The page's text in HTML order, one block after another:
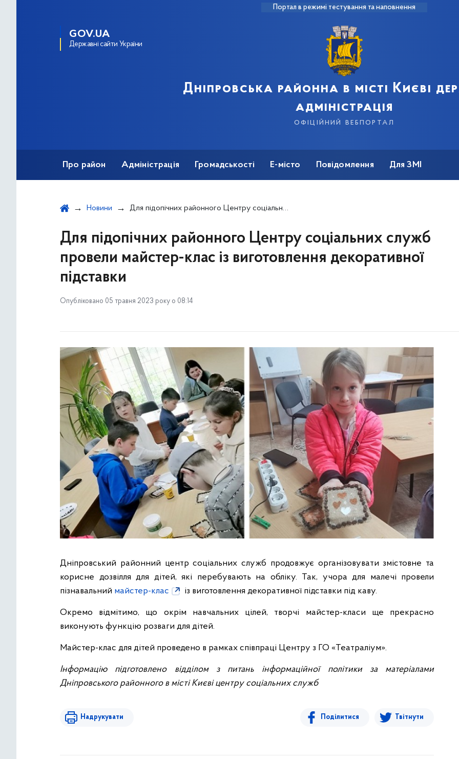
Портал в режимі тестування та наповнення
GOV.UA
Державні сайти України
Дніпровська районна в місті Києві
адміністрація
офіційний вебпортал
Про район Адміністрація Громадськості Е-місто Повідомлення Для ЗМІ
Новини Для підопічних районного Центру соціальних служб провели майстер-клас із виготовлення декоративної підставки
Для підопічних районного Центру соціальних служб
провели майстер-клас із виготовлення декоративної
підставки
Опубліковано 05 травня 2023 року о 08:14
Дніпровський районний центр соціальних служб продовжує організовувати змістовне та
корисне дозвілля для дітей, які перебувають на обліку. Так, учора для малечі провели
пізнавальний майстер-клас із виготовлення декоративної підставки під каву.
Окремо відмітимо, що окрім навчальних цілей, творчі майстер-класи ще прекрасно
виконують функцію розваги для дітей.
Майстер-клас для дітей проведено в рамках співпраці Центру з ГО «Театраліум».
Інформацію підготовлено відділом з питань інформаційної політики за матеріалами
Дніпровського районного в місті Києві центру соціальних служб
Надрукувати Поділитися Твітнути